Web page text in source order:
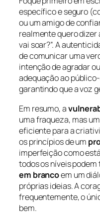
específico e seguro
ou um amigo de
realmente quero dizer
vai soar?”. A
de comunicar uma
intenção de agradar
adequação ao
garantindo que a voz
Em resumo, a
uma fraqueza, mas
eficiente para a
os princípios de um
imperfeição como
todos os níveis
em brancoem um
próprias ideias. A
frequentemente, o
bem.